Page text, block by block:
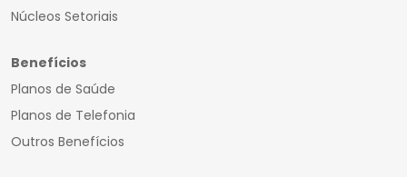
Núcleos Setoriais
Benefícios
Planos de Saúde
Planos de Telefonia
Outros Benefícios